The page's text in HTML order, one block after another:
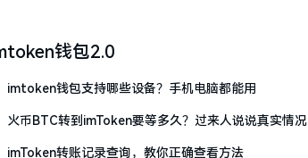
钱包2.0
imtoken钱包支持哪些设备？手机电脑都能用
火币BTC转到imToken要等多久？过来人说说真实情况
imToken转账记录查询，教你正确查看方法